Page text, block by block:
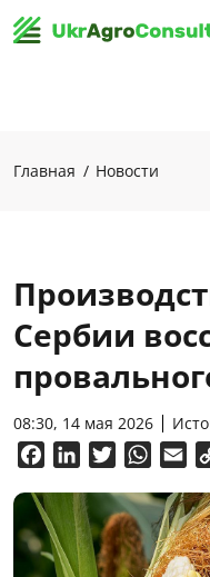
Главная Новости
Сербии
08:30, 14 мая 2026
FacebookLinkedInTwitter